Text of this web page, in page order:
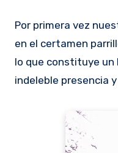
Por primera vez nuestro país se ubicó en la cima de un evento gastronómico internacional. El triunfo del equipo Barbakua
en el certamen
lo que constituye
indeleble presencia